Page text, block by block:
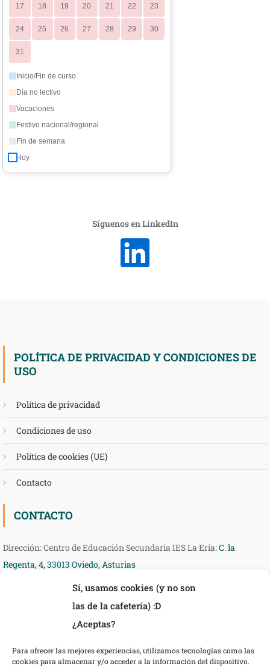
Sí, usamos cookies (y no son
las de la cafetería) :D
¿Aceptas?
Para ofrecer las mejores experiencias, utilizamos tecnologías como las
cookies para almacenar y/o acceder a la información del dispositivo.
17 18 19 20 21 22 23
24 25 26 27 28 29 30
31
Inicio/Fin de curso
Día no lectivo
Vacaciones
Festivo nacional/regional
Fin de semana
Hoy
Síguenos en LinkedIn
POLÍTICA DE PRIVACIDAD Y CONDICIONES DE
USO
Política de privacidad
Condiciones de uso
Política de cookies (UE)
Contacto
CONTACTO
Dirección: Centro de Educación Secundaria IES La Ería:C. la
Regenta, 4, 33013 Oviedo, Asturias
Teléfono: 985 27 36 54
eMail: ieseria@educastur.org